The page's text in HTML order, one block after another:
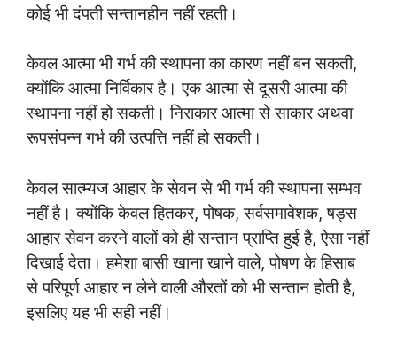
कोई भी दंपती सन्तानहीन नहीं रहती।
केवल आत्मा भी गर्भ की स्थापना का कारण नहीं बन सकती,
क्योंकि आत्मा निर्विकार है। एक आत्मा से दूसरी आत्मा की
स्थापना नहीं हो सकती। निराकार आत्मा से साकार अथवा
रूपसंपन्न गर्भ की उत्पत्ति नहीं हो सकती।
केवल सात्म्यज आहार के सेवन से भी गर्भ की स्थापना सम्भव
नहीं है। क्योंकि केवल हितकर, पोषक, सर्वसमावेशक, षड्स
आहार सेवन करने वालों को ही सन्तान प्राप्ति हुई है, ऐसा नहीं
दिखाई देता। हमेशा बासी खाना खाने वाले, पोषण के हिसाब
से परिपूर्ण आहार न लेने वाली औरतों को भी सन्तान होती है,
इसलिए यह भी सही नहीं।